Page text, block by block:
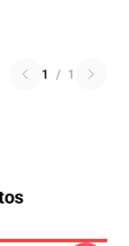
1 / 1